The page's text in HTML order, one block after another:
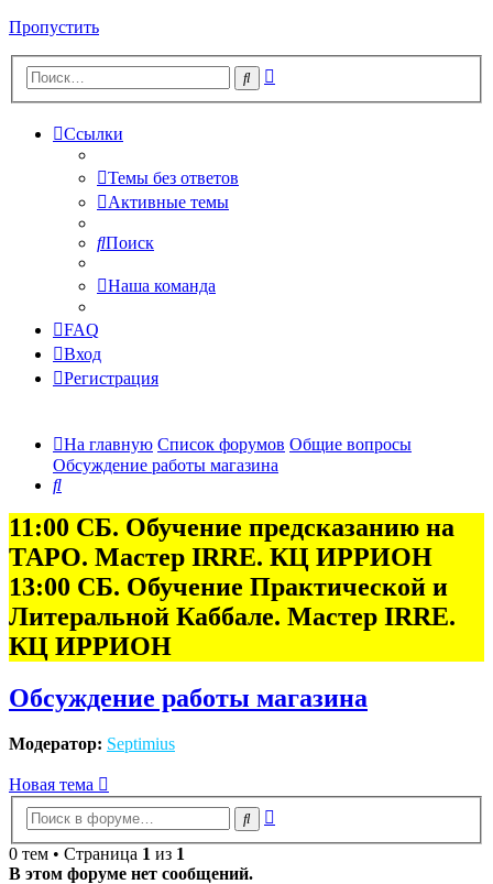
Пропустить
Поиск
Ссылки
Темы без ответов
Активные темы
Поиск
Наша команда
FAQ
Вход
Регистрация
На главную Список форумов Общие вопросы
Обсуждение работы магазина
Поиск
11:00 СБ. Обучение предсказанию на
ТАРО. Мастер IRRE. КЦ ИРРИОН
13:00 СБ. Обучение Практической и
Литеральной Каббале. Мастер IRRE.
КЦ ИРРИОН
Обсуждение работы магазина
Модератор: Septimius
Новая тема
Поиск
0 тем • Страница 1 из 1
В этом форуме нет сообщений.